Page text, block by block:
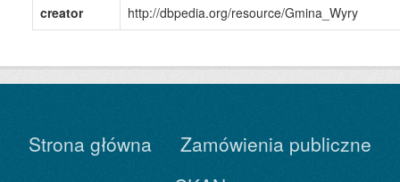
creator
http://dbpedia.org/resource/Gmina_Wyry
Strona główna
Zamówienia publiczne